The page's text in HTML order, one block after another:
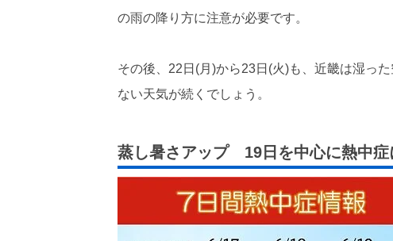
の雨の降り方に注意が必要です。
その後、22日(月)から23日(火)も、近畿は湿っ
ない天気が続くでしょう。
蒸し暑さアップ 19日を中心に熱中症